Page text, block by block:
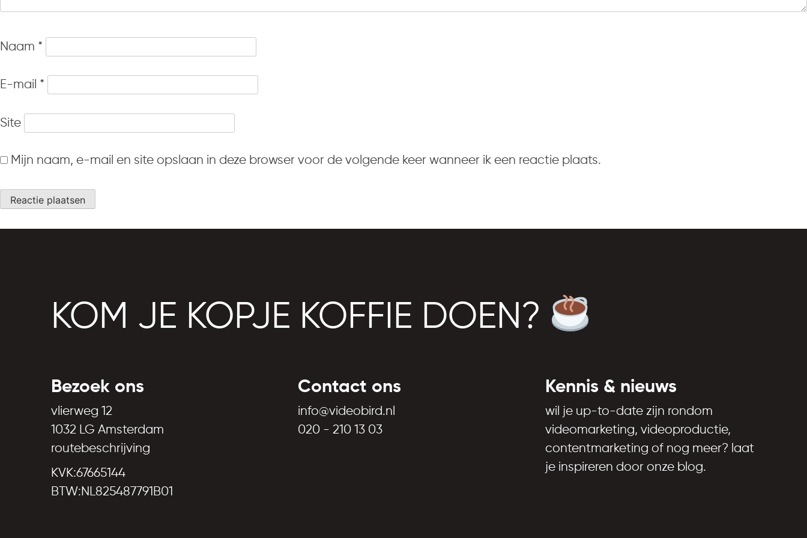
Naam *
E-mail *
Site
Mijn naam, e-mail en site opslaan in deze browser voor de volgende keer wanneer ik een reactie plaats.
KOM JE KOPJE KOFFIE DOEN?
Bezoek ons
vlierweg 12
1032 LG Amsterdam
routebeschrijving
KVK:67665144
BTW:NL825487791B01
Contact ons
info@videobird.nl
020 - 210 13 03
Kennis & nieuws
wil je up-to-date zijn rondom
videomarketing, videoproductie,
contentmarketing of nog meer? laat
je inspireren door onze blog.